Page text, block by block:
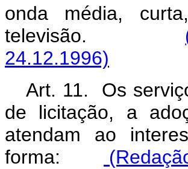
onda média,
televisão.
24.12.1996)
Art. 11. Os
de licitação, a
atendam ao
forma: